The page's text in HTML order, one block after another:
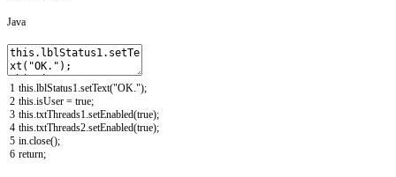
Java
1
2
3
4
5
6
this.lblStatus1.setText("OK.");
this.isUser = true;
this.txtThreads1.setEnabled(true);
this.txtThreads2.setEnabled(true);
in.close();
return;